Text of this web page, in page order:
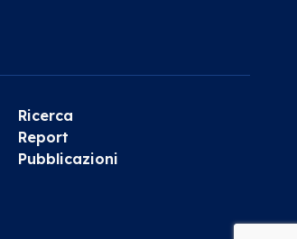
Ricerca
Report
Pubblicazioni